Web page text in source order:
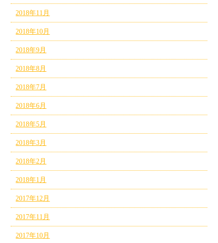
2018年11月
2018年10月
2018年9月
2018年8月
2018年7月
2018年6月
2018年5月
2018年3月
2018年2月
2018年1月
2017年12月
2017年11月
2017年10月